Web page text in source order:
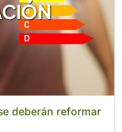
deberán reformar